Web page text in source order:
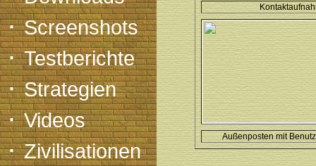
·Screenshots
·Testberichte
·Strategien
·Videos
·Zivilisationen
Außenposten mit